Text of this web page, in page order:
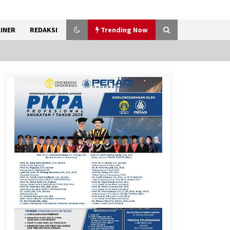
REDAKSI Trending Now
Peringatan HUT RI ke-81 di
Karawaci, Camat Tekankan
Semangat Pelayanan dan
Kebersamaan
8 Agustus 2026
Kemenkum Malut
Harmonisasi Rancangan
Perbup Pengadaan Barang
dan Jasa pada BUMD Halteng
7 Agustus 2026